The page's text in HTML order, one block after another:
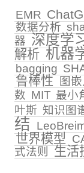
EMR
数据分析
器 深度学
解析 机器
bagging
鲁棒性 图嵌
数 MIT 最小
叶斯 知识图
结
世界模型
式法则
生活